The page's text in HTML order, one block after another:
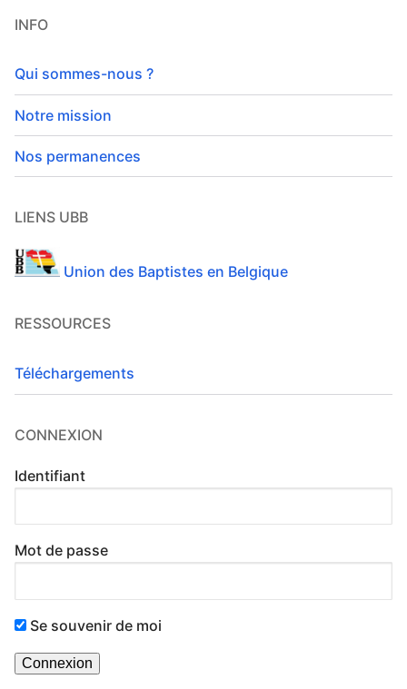
INFO
Qui sommes-nous ?
Notre mission
Nos permanences
LIENS UBB
Union des Baptistes en Belgique
RESSOURCES
Téléchargements
CONNEXION
Identifiant
Mot de passe
Se souvenir de moi